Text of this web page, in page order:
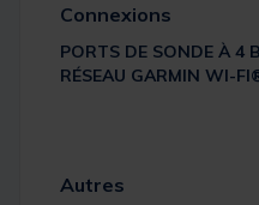
Connexions
PORTS DE SONDE À 4
RÉSEAU GARMIN WI-
Autres